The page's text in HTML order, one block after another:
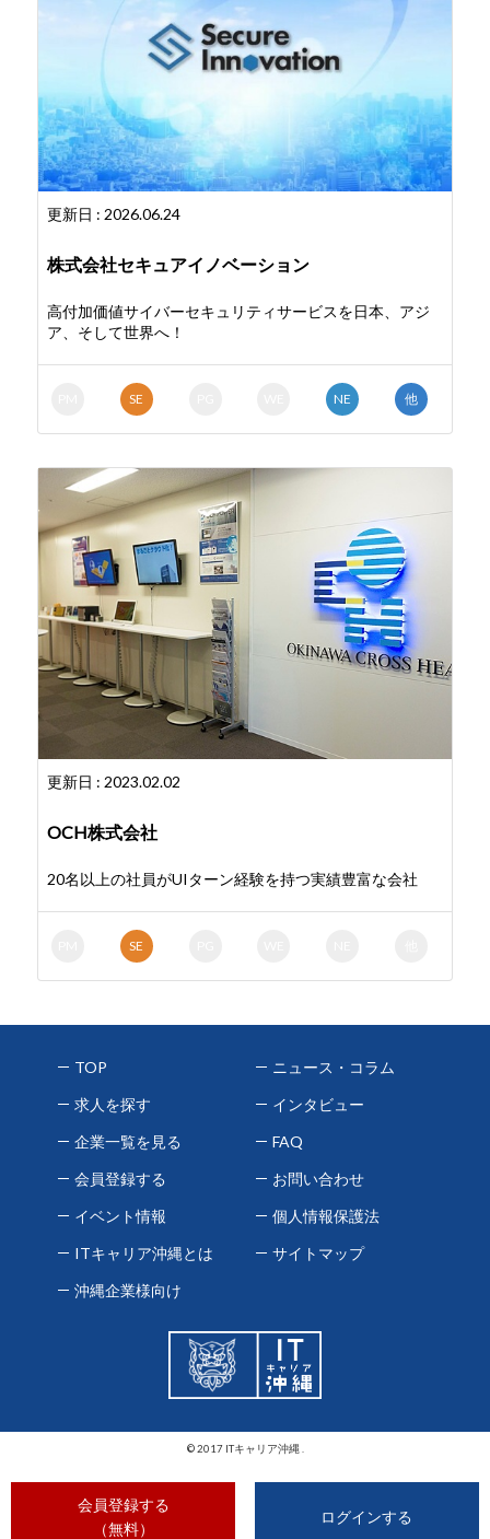
更新日 : 2026.06.24
株式会社セキュアイノベーション
高付加価値サイバーセキュリティサービスを日本、アジ
ア、そして世界へ！
SE NE 他
更新日 : 2023.02.02
OCH株式会社
20名以上の社員がUIターン経験を持つ実績豊富な会社
SE
会員登録する
（無料）
ログインする
TOP
求人を探す
企業一覧を見る
会員登録する
イベント情報
ITキャリア沖縄とは
沖縄企業様向け
ニュース・コラム
インタビュー
FAQ
お問い合わせ
個人情報保護法
サイトマップ
© 2017 ITキャリア沖縄 .